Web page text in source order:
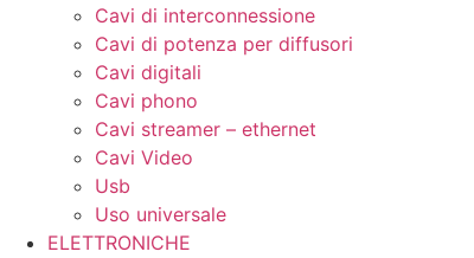
Cavi di interconnessione
Cavi di potenza per diffusori
Cavi digitali
Cavi phono
Cavi streamer – ethernet
Cavi Video
Usb
Uso universale
ELETTRONICHE